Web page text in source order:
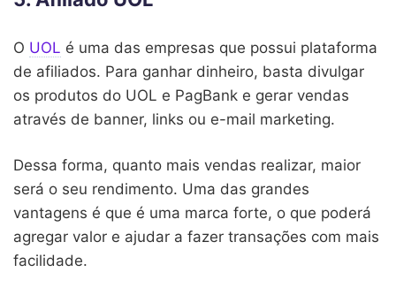
O UOL é uma das empresas que possui plataforma
de afiliados. Para ganhar dinheiro, basta divulgar
os produtos do UOL e PagBank e gerar vendas
através de banner, links ou e-mail marketing.
Dessa forma, quanto mais vendas realizar, maior
será o seu rendimento. Uma das grandes
vantagens é que é uma marca forte, o que poderá
agregar valor e ajudar a fazer transações com mais
facilidade.